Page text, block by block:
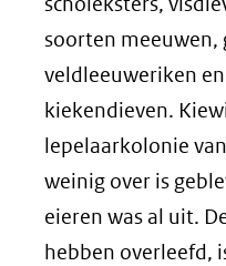
soorten meeuwen,
veldleeuweriken
kiekendieven.
lepelaarkolonie
weinig over is
eieren was al uit.
hebben overleefd,